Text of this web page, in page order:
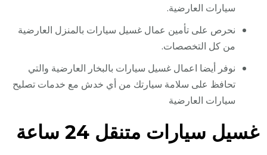
سيارات العارضية.
نحرص على تأمين عمال غسيل سيارات بالمنزل العارضية
من كل التخصصات.
نوفر أيضا اعمال غسيل سيارات بالبخار العارضية والتي
تحافظ على سلامة سيارتك من أي خدش مع خدمات تصليح
سيارات العارضية
غسيل سيارات متنقل 24 ساعة